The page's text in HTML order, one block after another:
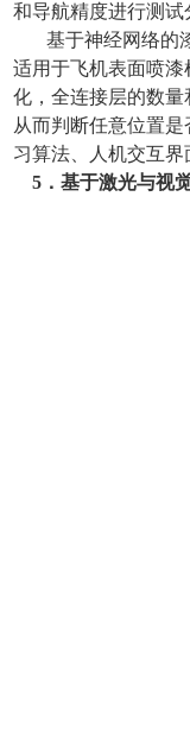
和导航精度进行测
基于神经网络的
适用于飞机表面喷
化，全连接层的数
从而判断任意位置
习算法、人机交互
5 ．基于激光与视